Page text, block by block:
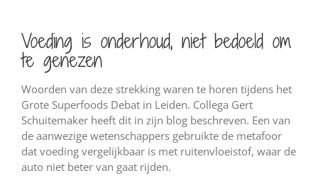
Voeding is onderhoud, niet bedoeld om
te genezen
Woorden van deze strekking waren te horen tijdens het
Grote Superfoods Debat in Leiden. Collega Gert
Schuitemaker heeft dit in zijn blog beschreven. Een van
de aanwezige wetenschappers gebruikte de metafoor
dat voeding vergelijkbaar is met ruitenvloeistof, waar de
auto niet beter van gaat rijden.